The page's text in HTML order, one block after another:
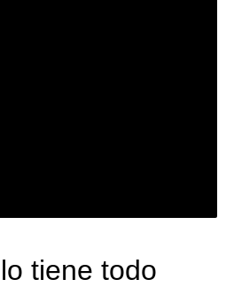
tiene todo